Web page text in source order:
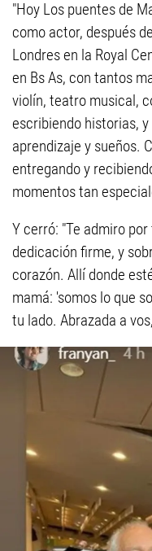
"Hoy Los puentes de
como actor, después
Londres en la Royal
en Bs As, con tantos
violín, teatro musical,
escribiendo historias,
aprendizaje y sueños.
entregando y
momentos tan
Y cerró: "Te admiro
dedicación firme, y
corazón. Allí donde
mamá: 'somos lo que
tu lado. Abrazada a